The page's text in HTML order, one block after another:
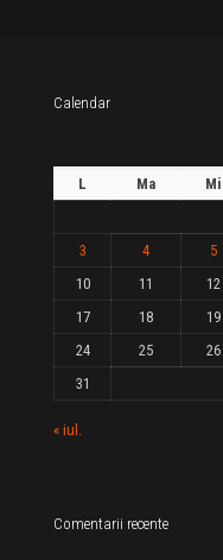
Calendar
L Ma Mi
3
4 5
10
11 12
17
18 19
24
25 26
31
« iul.
Comentarii recente